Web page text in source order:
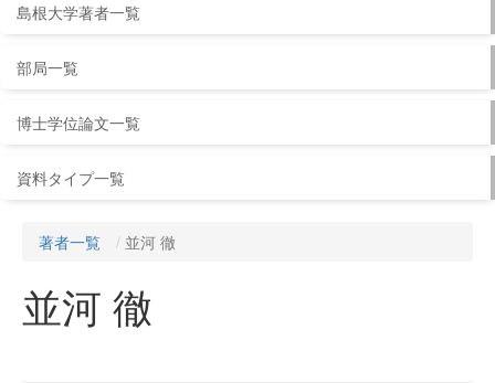
島根大学著者一覧
部局一覧
博士学位論文一覧
資料タイプ一覧
著者一覧 並河 徹
並河 徹